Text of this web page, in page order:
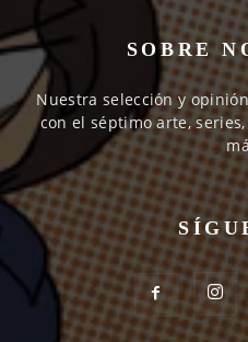
SOBRE
Nuestra selección y
con el séptimo arte,